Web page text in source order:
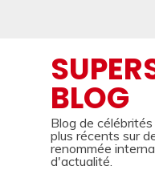
BLOG
Blog de
plus récents sur
renommée
d'actualité.